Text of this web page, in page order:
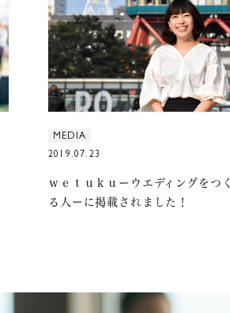
MEDIA
2019.07.23
ｗｅｔｕｋｕーウエディングをつく
る人ーに掲載されました！